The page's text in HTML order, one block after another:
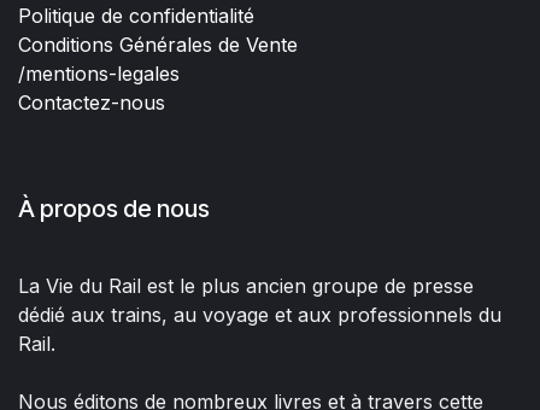
Politique de confidentialité
Conditions Générales de Vente
/mentions-legales
Contactez-nous
À propos de nous
La Vie du Rail est le plus ancien groupe de presse
dédié aux trains, au voyage et aux professionnels du
Rail.
Nous éditons de nombreux livres et à travers cette